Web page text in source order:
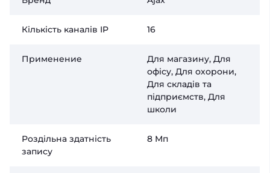
Кількість каналів IP 16
Применение
Для магазину, Для
офісу, Для охорони,
Для складів та
підприємств, Для
школи
Роздільна здатність
запису
8 Мп